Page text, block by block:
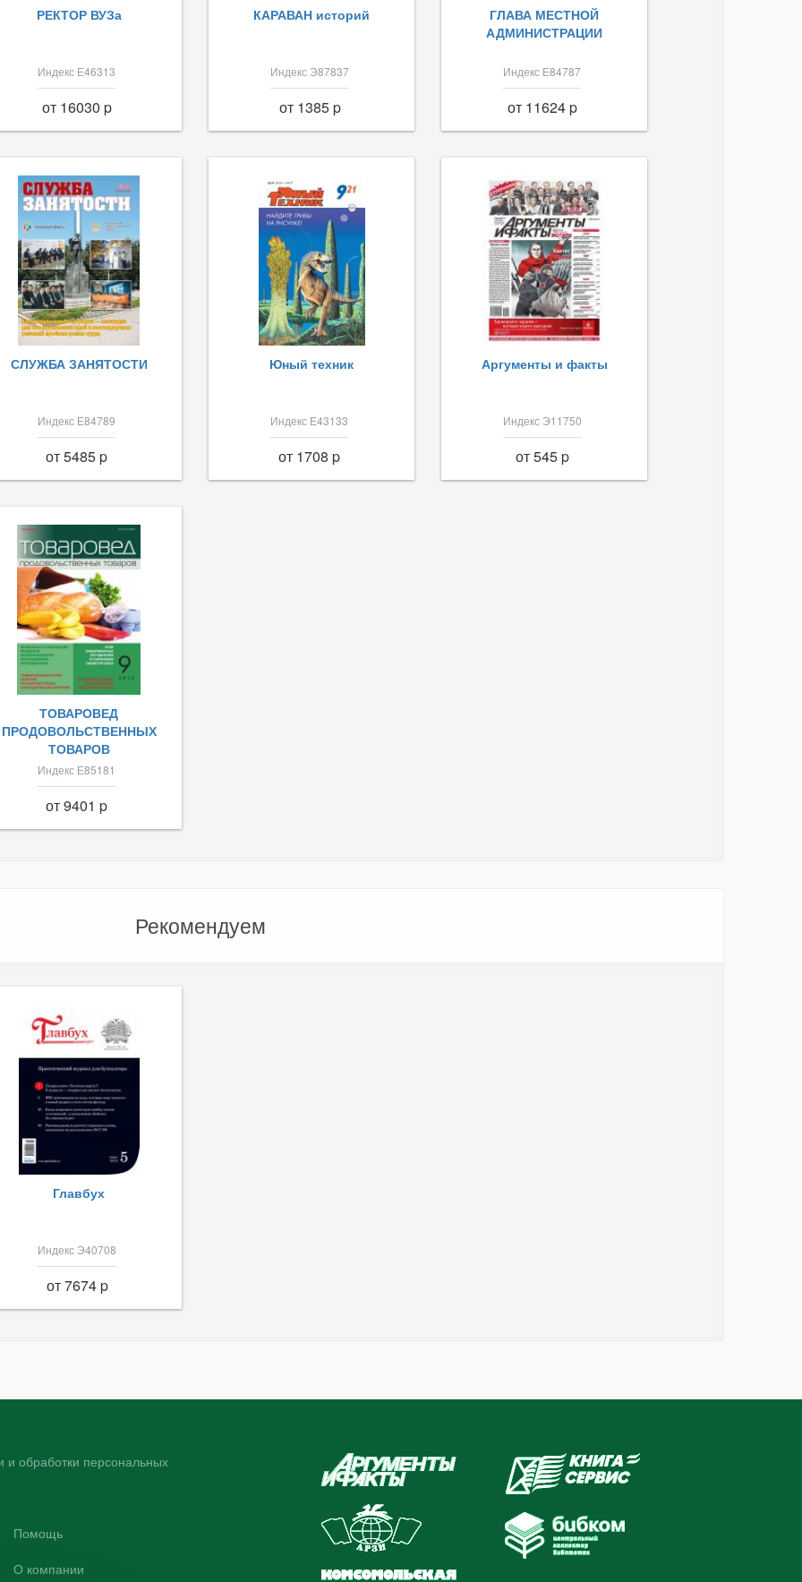
РЕКТОР ВУЗа
Индекс Е46313
от 16030 p
КАРАВАН историй
Индекс Э87837
от 1385 p
ГЛАВА МЕСТНОЙ
АДМИНИСТРАЦИИ
Индекс Е84787
от 11624 p
СЛУЖБА ЗАНЯТОСТИ
Индекс Е84789
от 5485 p
Юный техник
Индекс Е43133
от 1708 p
Аргументы и факты
Индекс Э11750
от 545 p
ТОВАРОВЕД
ПРОДОВОЛЬСТВЕННЫХ
ТОВАРОВ
Индекс Е85181
от 9401 p
Рекомендуем
Главбух
Индекс Э40708
от 7674 p
и обработки персональных
Помощь
О компании